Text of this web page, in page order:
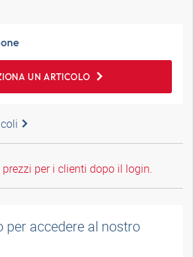
UN ARTICOLO
per i clienti dopo il login.
per accedere al nostro